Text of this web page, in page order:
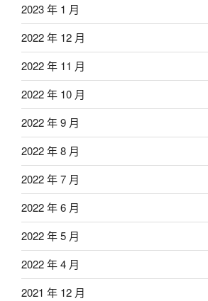
2023 年 1 月
2022 年 12 月
2022 年 11 月
2022 年 10 月
2022 年 9 月
2022 年 8 月
2022 年 7 月
2022 年 6 月
2022 年 5 月
2022 年 4 月
2021 年 12 月